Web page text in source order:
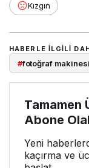
Kızgın
HABERLE ILGILI
#fotoğraf makinesi
Tamamen
Abone
Yeni
kaçırma ve